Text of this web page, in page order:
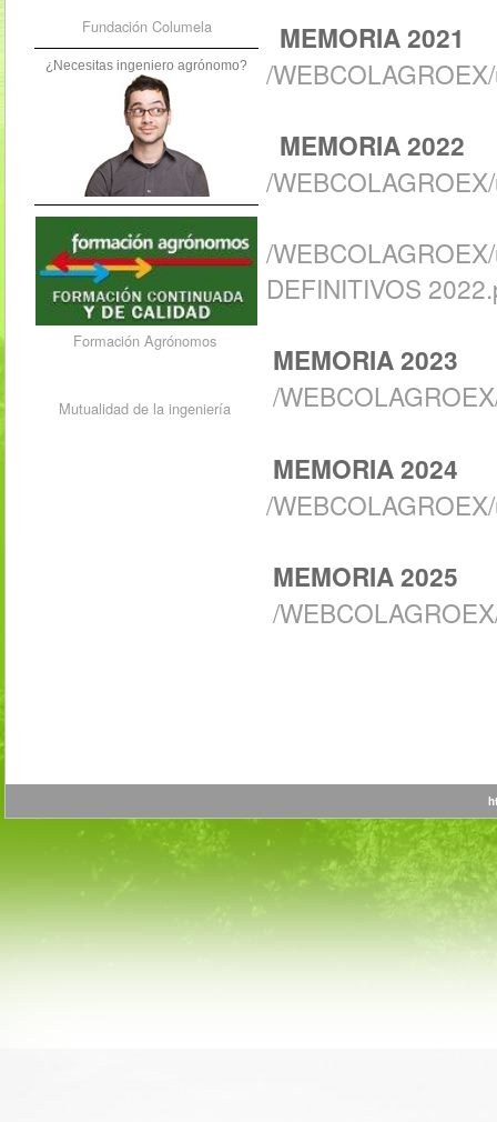
Fundación Columela
¿Necesitas ingeniero agrónomo?
Formación Agrónomos
Mutualidad de la ingeniería
MEMORIA 2021
/
MEMORIA 2022
/
/
DEFINITIVOS
MEMORIA 2023
/
MEMORIA 2024
/
MEMORIA 2025
/